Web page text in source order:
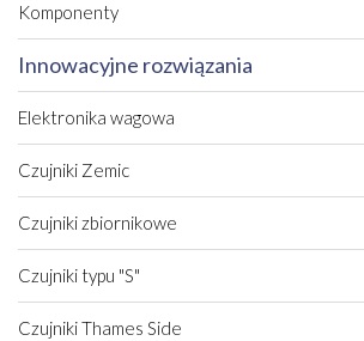
Komponenty
Innowacyjne rozwiązania
Elektronika wagowa
Czujniki Zemic
Czujniki zbiornikowe
Czujniki typu "S"
Czujniki Thames Side